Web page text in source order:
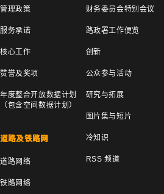
管理政策
服务承诺
核心工作
赞誉及奖项
年度整合开放数据计划
（包含空间数据计划）
道路及铁路网
道路网络
铁路网络
财务委员会特别会议
路政署工作便览
创新
公众参与活动
研究与拓展
图片集与短片
冷知识
RSS 频道